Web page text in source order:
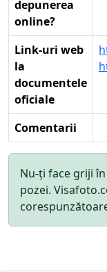
depunerea
online?
Link-uri web
la
documentele
oficiale
Comentarii
Nu-ți face griji
pozei.